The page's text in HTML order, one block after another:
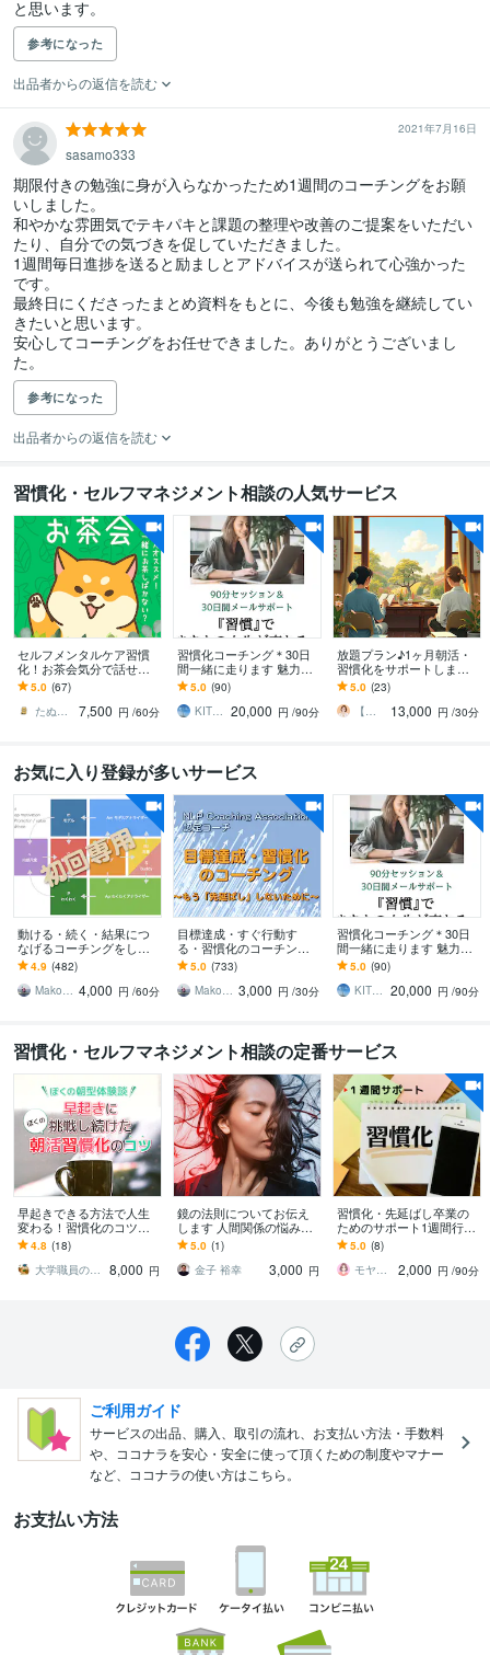
と思います。
参考になった
出品者からの返信を読む
2021年7月16日
sasamo333
期限付きの勉強に身が入らなかったため1週間のコーチングをお願
いしました。
和やかな雰囲気でテキパキと課題の整理や改善のご提案をいただい
たり、自分での気づきを促していただきました。
1週間毎日進捗を送ると励ましとアドバイスが送られて心強かった
です。
最終日にくださったまとめ資料をもとに、今後も勉強を継続してい
きたいと思います。
安心してコーチングをお任せできました。ありがとうございまし
た。
参考になった
出品者からの返信を読む
習慣化・セルフマネジメント相談の人気サービス
セルフメンタルケア習慣
化！お茶会気分で話せま
す やさしい「たぬき」
が、不思議な癒し空間で
「あなた」と戯れる。
5.0 (67)
たぬき／あなたの味方につきます
7,500 円 /60分
習慣化コーチング＊30日
間一緒に走ります 魅力発
見セッション(90分)×30日
間のメッセージサポート
5.0 (90)
KITRI（キトリ） 20,000 円 /90分
放題プラン♪1ヶ月朝活・
習慣化をサポートします
人との約束で習慣化！お
得なサブスクもあります♪
5.0 (23)
【習慣化サポーター】みのり
13,000 円 /30分
お気に入り登録が多いサービス
動ける・続く・結果につ
なげるコーチングをしま
す ライフコーチ・行動支
援と伴走・習慣化【初回
専用】
4.9 (482)
Makoto Mishina（三品 誠） 4,000 円 /60分
目標達成・すぐ行動す
る・習慣化のコーチング
をします ライフコーチ・
エグゼクティブコーチン
グ・すぐやる【２回
5.0 (733)
Makoto Mishina（三品 誠） 3,000 円 /30分
習慣化コーチング＊30日
間一緒に走ります 魅力発
見セッション(90分)×30日
間のメッセージサポート
5.0 (90)
KITRI（キトリ） 20,000 円 /90分
習慣化・セルフマネジメント相談の定番サービス
早起きできる方法で人生
変わる！習慣化のコツ伝
えます 早起き習慣を身に
つけたコツを大公開！早
起きできる方法と体験談
4.8 (18)
大学職員の転職・就活フクロウES面接対策
8,000 円
鏡の法則についてお伝え
します 人間関係の悩みを
解消する根本的解決法
5.0 (1)
金子 裕幸
3,000 円
習慣化・先延ばし卒業の
ためのサポート1週間行い
ます 3日坊主を自虐でいう
の終わりにしましょう！
一貫全力サポート！
5.0 (8)
モヤモヤ整理の専門家 ：みいな
2,000 円 /90分
ご利用ガイド
サービスの出品、購入、取引の流れ、お支払い方法・手数料
や、ココナラを安心・安全に使って頂くための制度やマナー
など、ココナラの使い方はこちら。
お支払い方法